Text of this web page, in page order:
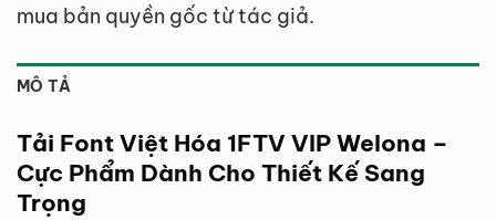
mua bản quyền gốc từ tác giả.
MÔ TẢ
Tải Font Việt Hóa 1FTV VIP Welona –
Cực Phẩm Dành Cho Thiết Kế Sang
Trọng